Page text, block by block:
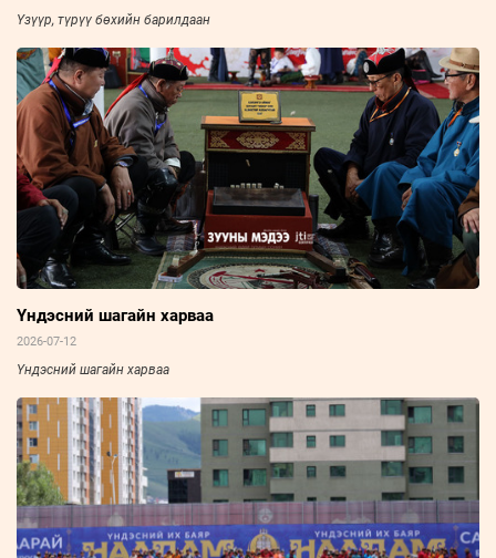
Үзүүр, түрүү бөхийн барилдаан
Үндэсний шагайн харваа
2026-07-12
Үндэсний шагайн харваа